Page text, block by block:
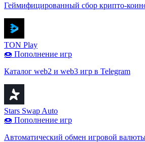
Геймифицированный сбор крипто-
TON Play
🍩 Пополнение игр
Каталог web2 и web3 игр в Telegram
Stars Swap Auto
🍩 Пополнение игр
Автоматический обмен игровой